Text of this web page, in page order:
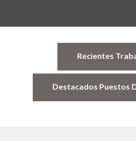
Recientes
Destacados Puestos